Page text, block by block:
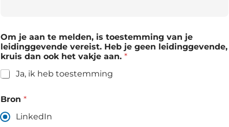
Om je aan te melden, is toestemming van je
leidinggevende vereist. Heb je geen leidinggevende,
kruis dan ook het vakje aan. *
Ja, ik heb toestemming
Bron *
LinkedIn